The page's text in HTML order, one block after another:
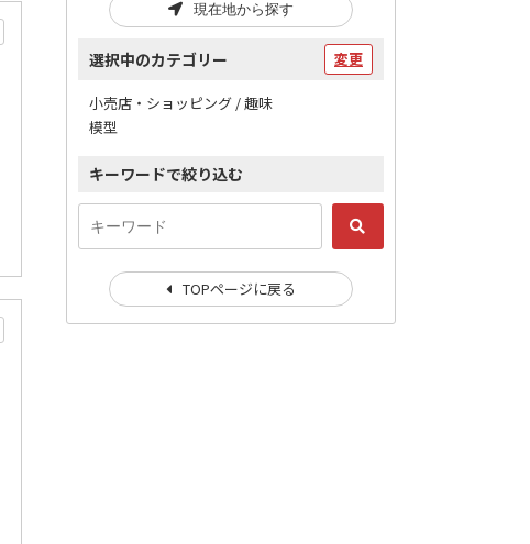
現在地から探す
選択中のカテゴリー 変更
小売店・ショッピング / 趣味
模型
キーワードで絞り込む
TOPページに戻る